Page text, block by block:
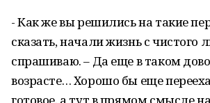
- Как же вы решились на такие
сказать, начали жизнь с чистого
спрашиваю. – Да еще в таком
возрасте… Хорошо бы еще